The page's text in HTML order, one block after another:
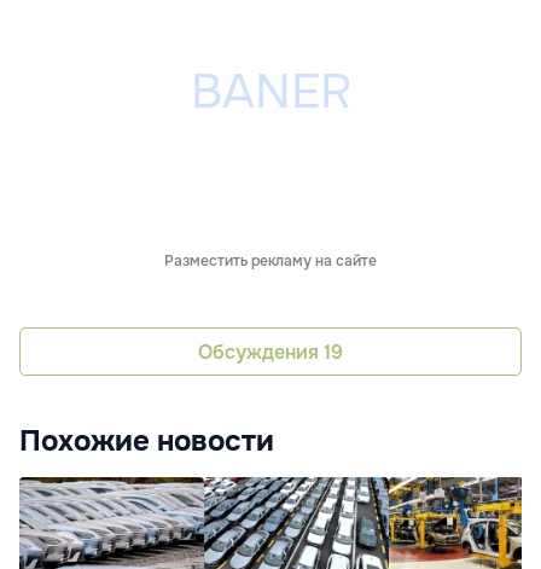
Разместить рекламу на сайте
Обсуждения 19
Похожие новости